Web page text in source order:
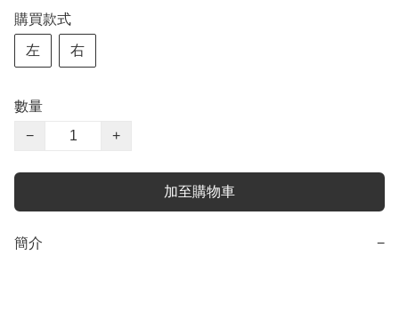
購買款式
左 右
數量
−
+
加至購物車
簡介 −